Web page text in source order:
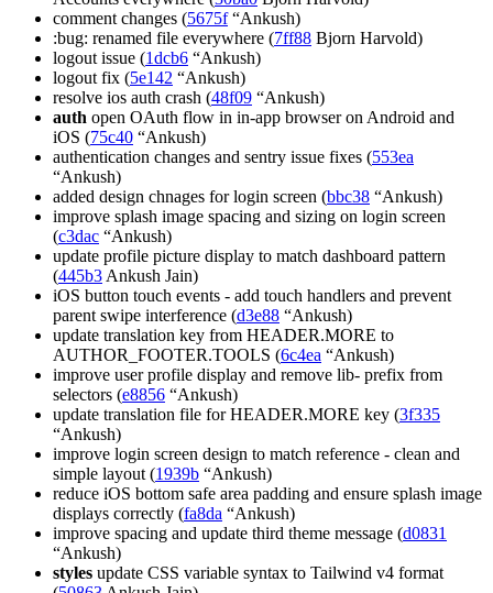
comment changes (5675f“Ankush)
:bug: renamed file everywhere (7ff88 Bjorn Harvold)
logout issue (1dcb6 “Ankush)
logout fix (5e142 “Ankush)
resolve ios auth crash (48f09 “Ankush)
auth open OAuth flow in in-app browser on Android and
iOS (75c40 “Ankush)
authentication changes and sentry issue fixes (553ea
“Ankush)
added design chnages for login screen (bbc38 “Ankush)
improve splash image spacing and sizing on login screen
(c3dac “Ankush)
update profile picture display to match dashboard pattern
(445b3 Ankush Jain)
iOS button touch events - add touch handlers and prevent
parent swipe interference (d3e88 “Ankush)
update translation key from HEADER.MORE to
AUTHOR_FOOTER.TOOLS (6c4ea “Ankush)
improve user profile display and remove lib- prefix from
selectors (e8856 “Ankush)
update translation file for HEADER.MORE key (3f335
“Ankush)
improve login screen design to match reference - clean and
simple layout (1939b “Ankush)
reduce iOS bottom safe area padding and ensure splash image
displays correctly (fa8da “Ankush)
improve spacing and update third theme message (d0831
“Ankush)
styles update CSS variable syntax to Tailwind v4 format